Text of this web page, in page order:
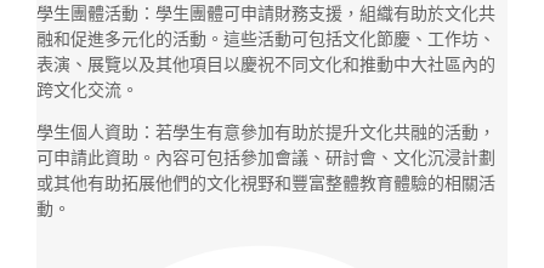
學生團體活動：學生團體可申請財務支援，組織有助於文化共
融和促進多元化的活動。這些活動可包括文化節慶、工作坊、
表演、展覽以及其他項目以慶祝不同文化和推動中大社區內的
跨文化交流。
學生個人資助：若學生有意參加有助於提升文化共融的活動，
可申請此資助。內容可包括參加會議、研討會、文化沉浸計劃
或其他有助拓展他們的文化視野和豐富整體教育體驗的相關活
動。